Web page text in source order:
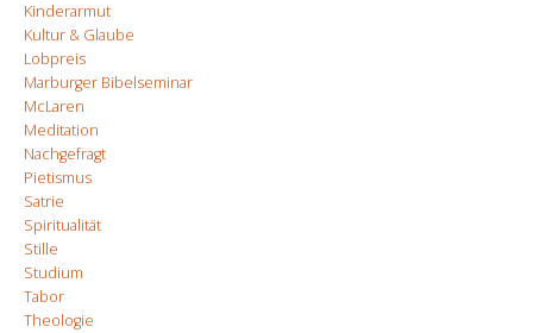
Kinderarmut
Kultur & Glaube
Lobpreis
Marburger Bibelseminar
McLaren
Meditation
Nachgefragt
Pietismus
Satrie
Spiritualität
Stille
Studium
Tabor
Theologie